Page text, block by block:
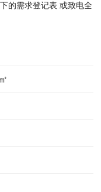
的需求登记表 或致电全
㎡